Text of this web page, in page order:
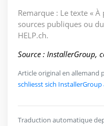
Remarque : Le texte «
sources publiques ou
HELP.ch.
Source : InstallerGroup,
Article original en allemand
schliesst sich InstallerGroup
Traduction automatique